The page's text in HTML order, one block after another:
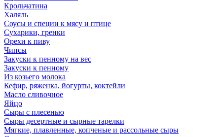
Крольчатина
Халяль
Соусы и специи к мясу и птице
Сухарики, гренки
Орехи к пиву
Чипсы
Закуски к пенному на вес
Закуски к пенному
Из козьего молока
Кефир, ряженка, йогурты, коктейли
Масло сливочное
Яйцо
Сыры с плесенью
Сыры десертные и сырные тарелки
Мягкие, плавленные, копченые и рассольные сыры